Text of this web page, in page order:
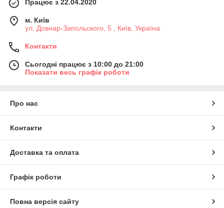
Працює з 22.04.2020
м. Київ
ул. Довнар-Запольского, 5 , Київ, Україна
Контакти
Сьогодні працює з 10:00 до 21:00
Показати весь графік роботи
Про нас
Контакти
Доставка та оплата
Графік роботи
Повна версія сайту